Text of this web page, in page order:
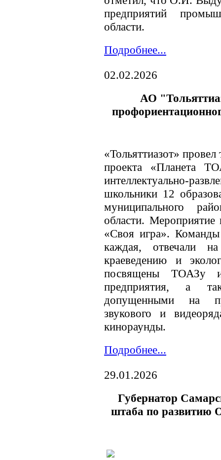
предприятий
области.
Подробнее...
02.02.2026
АО
«Тольяттиазот»
проекта «Планета
интеллектуально-
школьники 12
муниципального
области.
«Своя игра».
каждая, отвечали
краеведению и
посвящены ТОАЗу и
предприятия, а
допущенными на
звукового и
кинораунды.
Подробнее...
29.01.2026
Губернатор
штаба по